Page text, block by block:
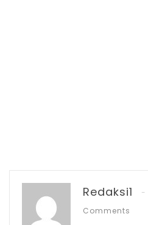
Dukungan…
Redaksi1
Comments